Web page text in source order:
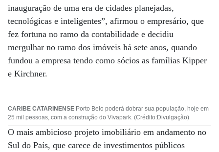
inauguração de uma era de cidades planejadas,
tecnológicas e inteligentes”, afirmou o empresário, que
fez fortuna no ramo da contabilidade e decidiu
mergulhar no ramo dos imóveis há sete anos, quando
fundou a empresa tendo como sócios as famílias Kipper
e Kirchner.
CARIBE CATARINENSE Porto Belo poderá dobrar sua população, hoje em
25 mil pessoas, com a construção do Vivapark. (Crédito:Divulgação)
O mais ambicioso projeto imobiliário em andamento no
Sul do País, que carece de investimentos públicos